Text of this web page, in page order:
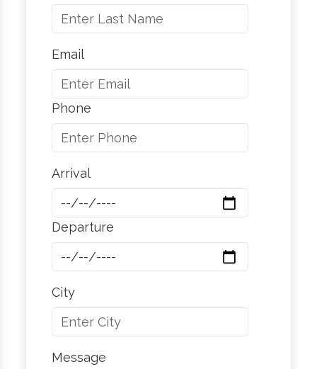
Email
Phone
Arrival
Departure
City
Message